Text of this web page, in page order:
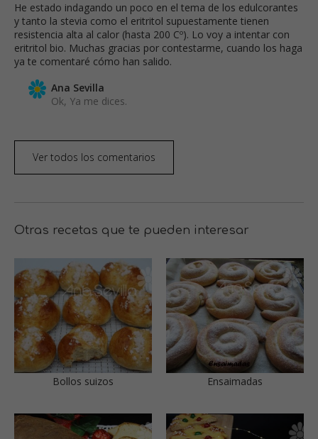
He estado indagando un poco en el tema de los edulcorantes
y tanto la stevia como el eritritol supuestamente tienen
resistencia alta al calor (hasta 200 Cº). Lo voy a intentar con
eritritol bio. Muchas gracias por contestarme, cuando los haga
ya te comentaré cómo han salido.
Ana Sevilla
Ok, Ya me dices.
Ver todos los comentarios
Otras recetas que te pueden interesar
Bollos suizos Ensaimadas